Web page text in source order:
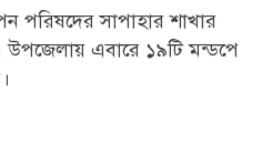
পরিষদের সাপাহার শাখার
উপজেলায় এবারে ১৯টি মন্ডপে